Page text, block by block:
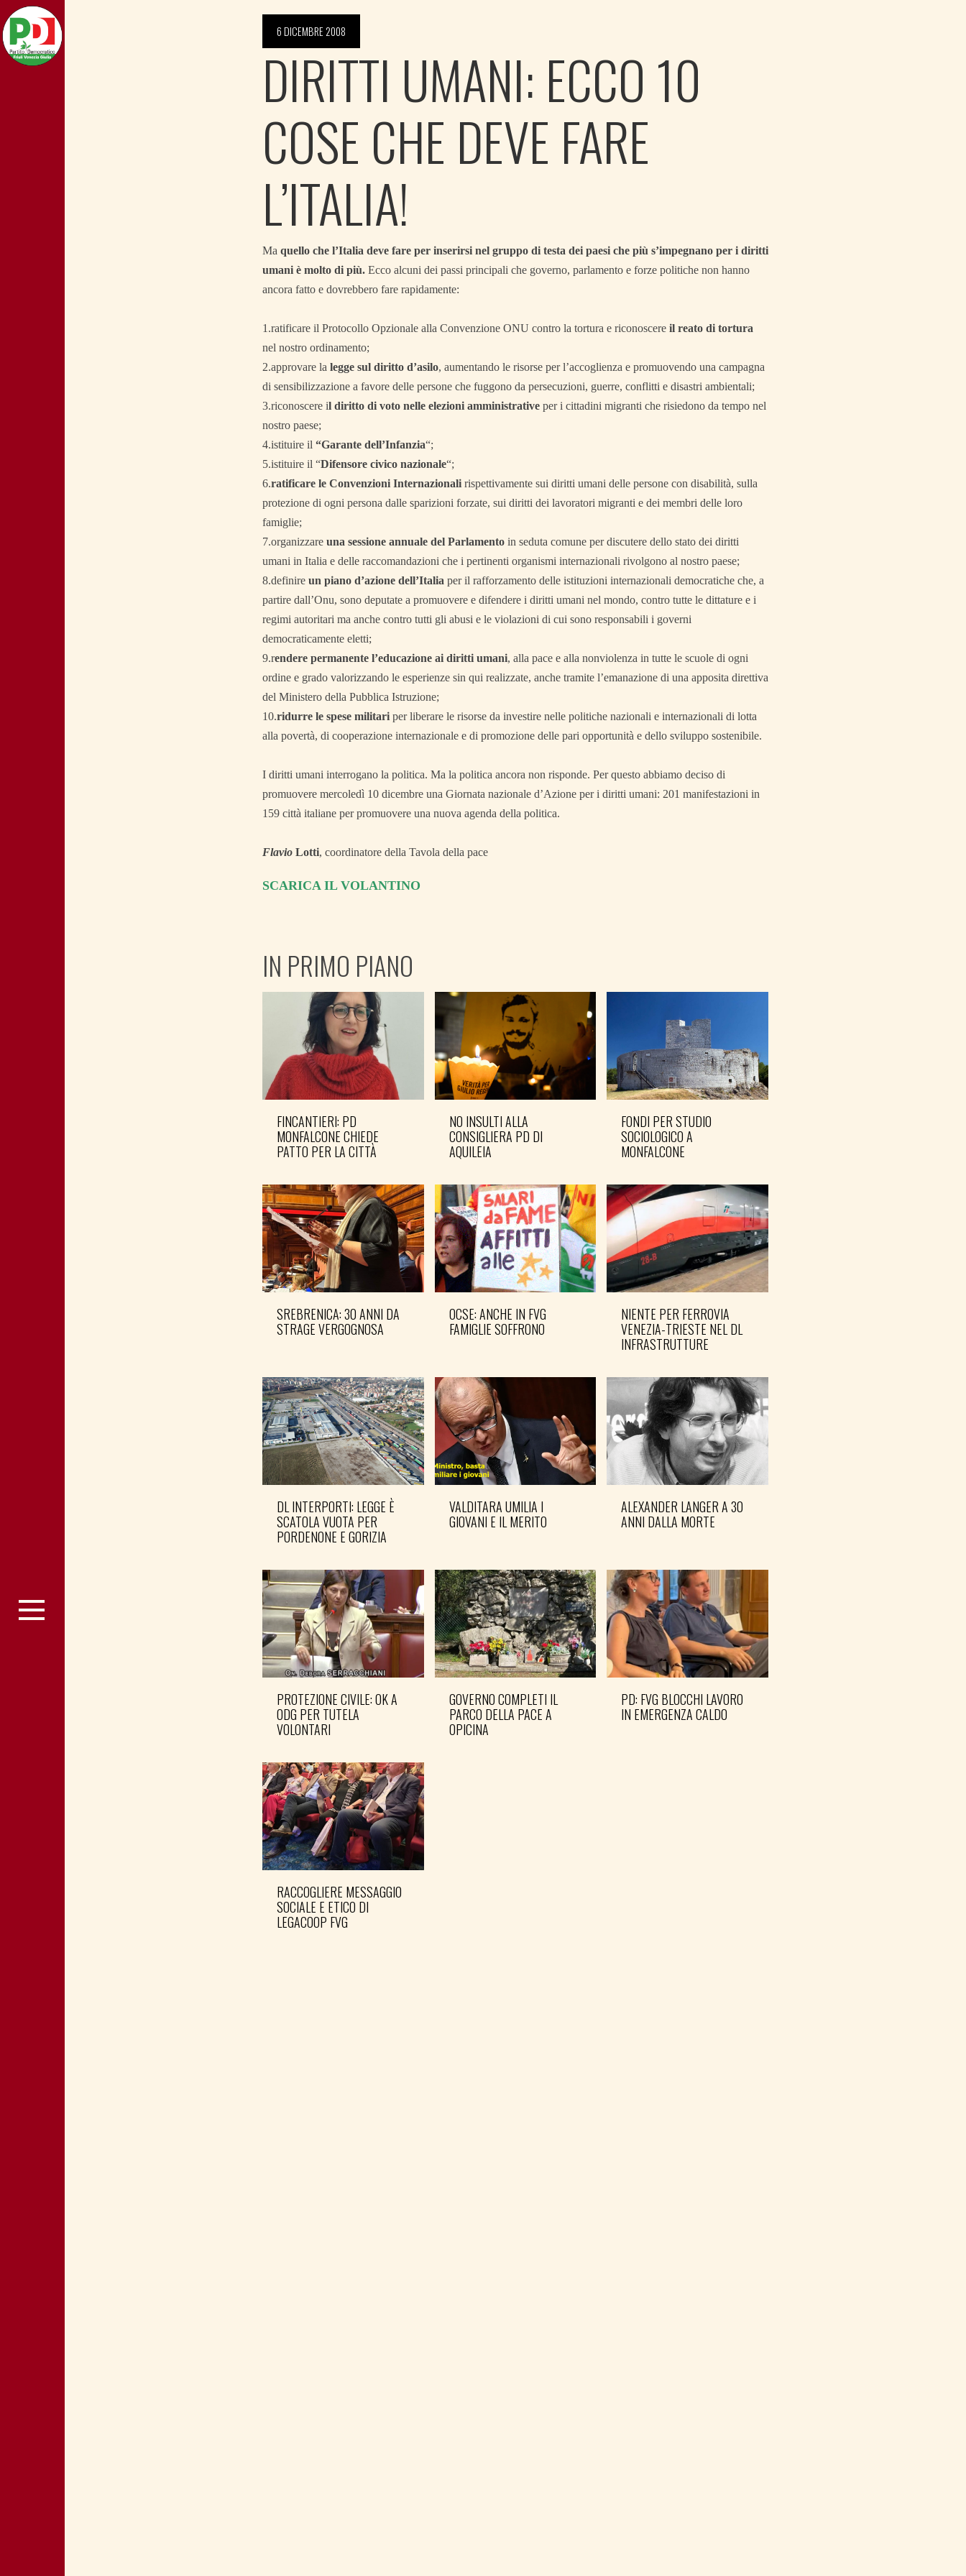
6 DICEMBRE 2008
DIRITTI UMANI: ECCO 10
COSE CHE DEVE FARE
L’ITALIA!
Ma quello che l’Italia deve fare per inserirsi nel gruppo di testa dei paesi che più s’impegnano per i diritti
umani è molto di più.Ecco alcuni dei passi principali che governo, parlamento e forze politiche non hanno
ancora fatto e dovrebbero fare rapidamente:
1.ratificare il Protocollo Opzionale alla Convenzione ONU contro la tortura e riconoscere il reato di tortura
nel nostro ordinamento;
2.approvare la legge sul diritto d’asilo, aumentando le risorse per l’accoglienza e promuovendo una campagna
di sensibilizzazione a favore delle persone che fuggono da persecuzioni, guerre, conflitti e disastri ambientali;
3.riconoscere il diritto di voto nelle elezioni amministrativeper i cittadini migranti che risiedono da tempo nel
nostro paese;
4.istituire il “Garante dell’Infanzia“;
5.istituire il “Difensore civico nazionale“;
6.ratificare le Convenzioni Internazionalirispettivamente sui diritti umani delle persone con disabilità, sulla
protezione di ogni persona dalle sparizioni forzate, sui diritti dei lavoratori migranti e dei membri delle loro
famiglie;
7.organizzare una sessione annuale del Parlamentoin seduta comune per discutere dello stato dei diritti
umani in Italia e delle raccomandazioni che i pertinenti organismi internazionali rivolgono al nostro paese;
8.definire un piano d’azione dell’Italia per il rafforzamento delle istituzioni internazionali democratiche che, a
partire dall’Onu, sono deputate a promuovere e difendere i diritti umani nel mondo, contro tutte le dittature e i
regimi autoritari ma anche contro tutti gli abusi e le violazioni di cui sono responsabili i governi
democraticamente eletti;
9.rendere permanente l’educazione ai diritti umani, alla pace e alla nonviolenza in tutte le scuole di ogni
ordine e grado valorizzando le esperienze sin qui realizzate, anche tramite l’emanazione di una apposita direttiva
del Ministero della Pubblica Istruzione;
10.ridurre le spese militariper liberare le risorse da investire nelle politiche nazionali e internazionali di lotta
alla povertà, di cooperazione internazionale e di promozione delle pari opportunità e dello sviluppo sostenibile.
I diritti umani interrogano la politica. Ma la politica ancora non risponde. Per questo abbiamo deciso di
promuovere mercoledì 10 dicembre una Giornata nazionale d’Azione per i diritti umani: 201 manifestazioni in
159 città italiane per promuovere una nuova agenda della politica.
Flavio Lotti, coordinatore della Tavola della pace
SCARICA IL VOLANTINO
IN PRIMO PIANO
FINCANTIERI: PD
MONFALCONE CHIEDE
PATTO PER LA CITTÀ
NO INSULTI ALLA
CONSIGLIERA PD DI
AQUILEIA
FONDI PER STUDIO
SOCIOLOGICO A
MONFALCONE
SREBRENICA: 30 ANNI DA
STRAGE VERGOGNOSA
OCSE: ANCHE IN FVG
FAMIGLIE SOFFRONO
NIENTE PER FERROVIA
VENEZIA-TRIESTE NEL DL
INFRASTRUTTURE
DL INTERPORTI: LEGGE È
SCATOLA VUOTA PER
PORDENONE E GORIZIA
VALDITARA UMILIA I
GIOVANI E IL MERITO
ALEXANDER LANGER A 30
ANNI DALLA MORTE
PROTEZIONE CIVILE: OK A
ODG PER TUTELA
VOLONTARI
GOVERNO COMPLETI IL
PARCO DELLA PACE A
OPICINA
PD: FVG BLOCCHI LAVORO
IN EMERGENZA CALDO
RACCOGLIERE MESSAGGIO
SOCIALE E ETICO DI
LEGACOOP FVG